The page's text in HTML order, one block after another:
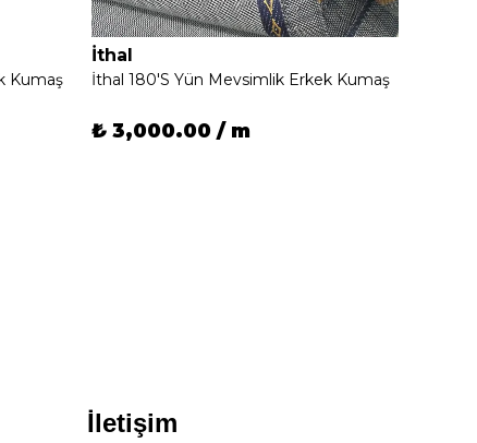
Kumaş
İthal
İthal 180'S Yün Mevsimlik Erkek Kumaş
₺ 3,000.00 / m
İletişim